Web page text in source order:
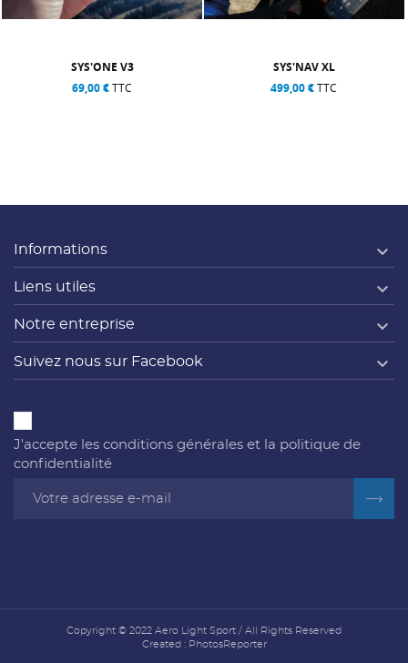
SYS'ONE V3
69,00 €TTC
SYS'NAV XL
499,00 €TTC
Informations 
Liens utiles 
Notre entreprise 
Suivez nous sur Facebook 
J'accepte les conditions générales et la politique de
confidentialité
Copyright © 2022 Aero Light Sport / All Rights Reserved
Created : PhotosReporter